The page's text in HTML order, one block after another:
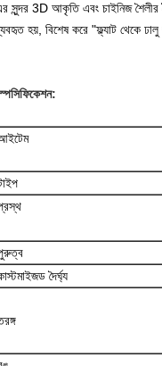
সুন্দর 3D আকৃতি এবং চাইনিজ শৈলীর
হয়, বিশেষ করে "ফ্ল্যাট থেকে
দৈর্ঘ্য